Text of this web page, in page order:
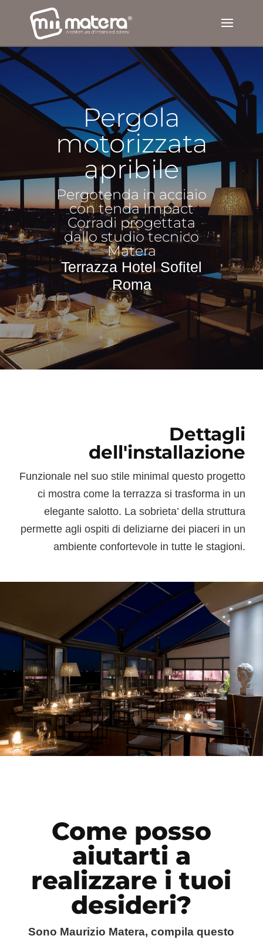
Pergola
motorizzata
apribile
Pergotenda in acciaio
con tenda Impact
Corradi progettata
dallo studio tecnico
Matera
Terrazza Hotel Sofitel
Roma
Dettagli
dell'installazione
Funzionale nel suo stile minimal questo progetto
ci mostra come la terrazza si trasforma in un
elegante salotto. La sobrieta’ della struttura
permette agli ospiti di deliziarne dei piaceri in un
ambiente confortevole in tutte le stagioni.
Come posso
aiutarti a
realizzare i tuoi
desideri?
Sono Maurizio Matera, compila questo